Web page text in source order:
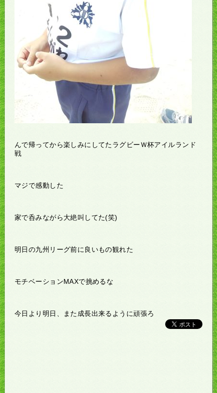
んで帰ってから楽しみにしてたラグビーＷ杯アイルランド
戦
マジで感動した
家で呑みながら大絶叫してた(笑)
明日の九州リーグ前に良いもの観れた
モチベーションMAXで挑めるな
今日より明日、また成長出来るように頑張ろ